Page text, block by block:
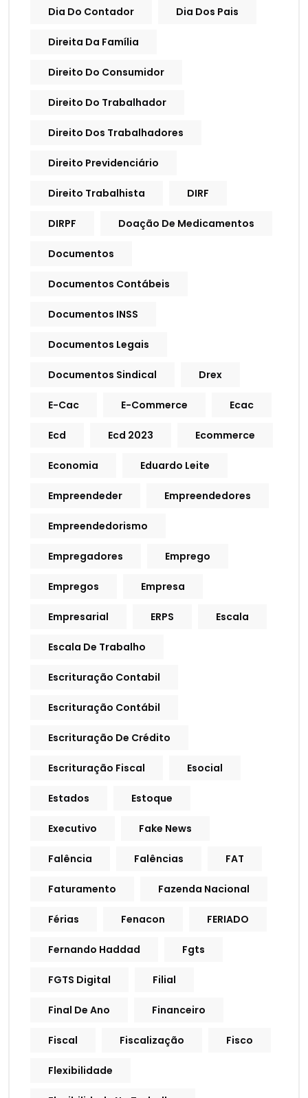
Dia Do Contador Dia Dos Pais
Direita Da Família
Direito Do Consumidor
Direito Do Trabalhador
Direito Dos Trabalhadores
Direito Previdenciário
Direito Trabalhista DIRF
DIRPF Doação De Medicamentos
Documentos
Documentos Contábeis
Documentos INSS
Documentos Legais
Documentos Sindical Drex
E-Cac E-Commerce Ecac
Ecd Ecd 2023 Ecommerce
Economia Eduardo Leite
Empreendeder Empreendedores
Empreendedorismo
Empregadores Emprego
Empregos Empresa
Empresarial ERPS Escala
Escala De Trabalho
Escrituração Contabil
Escrituração Contábil
Escrituração De Crédito
Escrituração Fiscal Esocial
Estados Estoque
Executivo Fake News
Falência Falências FAT
Faturamento Fazenda Nacional
Férias Fenacon FERIADO
Fernando Haddad Fgts
FGTS Digital Filial
Final De Ano Financeiro
Fiscal Fiscalização Fisco
Flexibilidade